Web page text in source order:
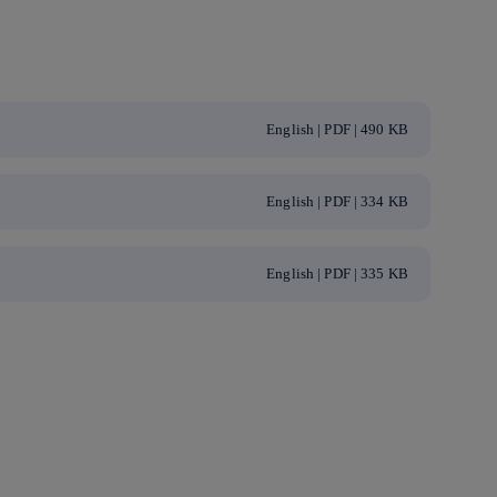
English | PDF | 490 KB
English | PDF | 334 KB
English | PDF | 335 KB